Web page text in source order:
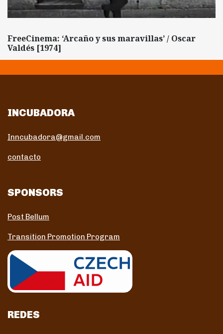
FreeCinema: ‘Arcaño y sus maravillas’ / Oscar
Valdés [1974]
INCUBADORA
Inncubadora@gmail.com
contacto
SPONSORS
Post Bellum
Transition Promotion Program
REDES